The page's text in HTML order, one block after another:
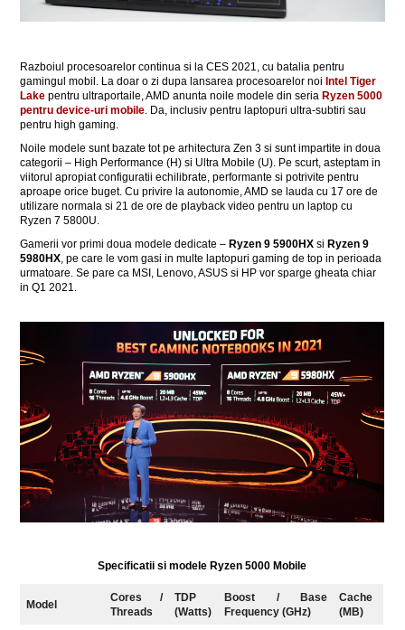
Razboiul procesoarelor continua si la CES 2021, cu batalia pentru
gamingul mobil. La doar o zi dupa lansarea procesoarelor noiIntel Tiger
Lake pentru ultraportaile, AMD anunta noile modele din seriaRyzen 5000
pentru device-uri mobile . Da, inclusiv pentru laptopuri ultra-subtiri sau
pentru high gaming.
Noile modele sunt bazate tot pe arhitectura Zen 3 si sunt impartite in doua
categorii – High Performance (H) si Ultra Mobile (U). Pe scurt, asteptam in
viitorul apropiat configuratii echilibrate, performante si potrivite pentru
aproape orice buget. Cu privire la autonomie, AMD se lauda cu 17 ore de
utilizare normala si 21 de ore de playback video pentru un laptop cu
Ryzen 7 5800U.
Gamerii vor primi doua modele dedicate –Ryzen 9 5900HX siRyzen 9
5980HX , pe care le vom gasi in multe laptopuri gaming de top in perioada
urmatoare. Se pare ca MSI, Lenovo, ASUS si HP vor sparge gheata chiar
in Q1 2021.
Specificatii si modele Ryzen 5000 Mobile
Model
Cores /
Threads
TDP
(Watts)
Boost / Base
Frequency (GHz)
Cache
(MB)